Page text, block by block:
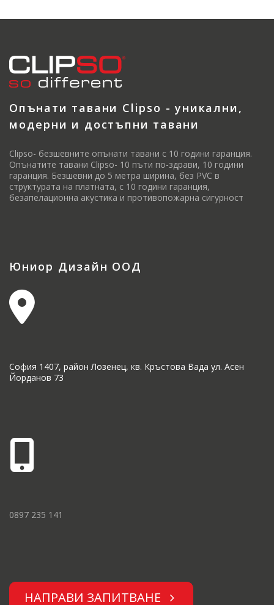
Опънати тавани Clipso - уникални,
модерни и достъпни тавани
Clipso- безшевните опънати тавани с 10 години гаранция.
Опънатите тавани Clipso- 10 пъти по-здрави, 10 години
гаранция. Безшевни до 5 метра ширина, без PVC в
структурата на платната, с 10 години гаранция,
безапелационна акустика и противопожарна сигурност
Юниор Дизайн ООД
София 1407, район Лозенец, кв. Кръстова Вада ул. Асен
Йорданов 73
0897 235 141
НАПРАВИ ЗАПИТВАНЕ